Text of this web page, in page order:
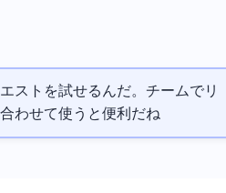
ストを試せるんだ。チームでリ
合わせて使うと便利だね